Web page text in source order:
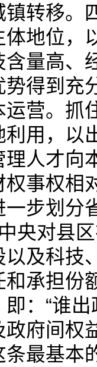
镇转移。
地位，
量高、
得到充
营。抓
用，以
理人才
事权相
步划分
央对县
以及科技
承担份
：“谁
府间权
条最基